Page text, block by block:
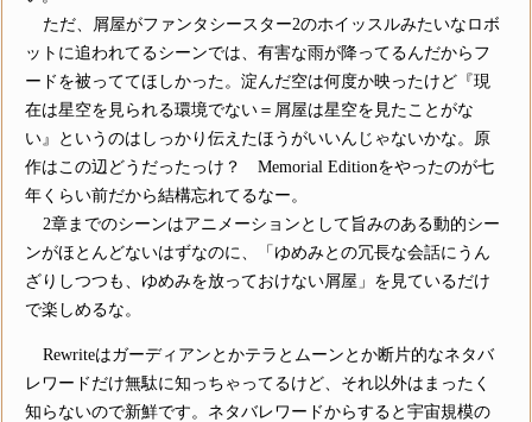
ただ、屑屋がファンタシースター2のホイッスルみたいなロボ
ットに追われてるシーンでは、有害な雨が降ってるんだからフ
ードを被っててほしかった。淀んだ空は何度か映ったけど『現
在は星空を見られる環境でない＝屑屋は星空を見たことがな
い』というのはしっかり伝えたほうがいいんじゃないかな。原
作はこの辺どうだったっけ？ Memorial Editionをやったのが七
年くらい前だから結構忘れてるなー。
2章までのシーンはアニメーションとして旨みのある動的シー
ンがほとんどないはずなのに、「ゆめみとの冗長な会話にうん
ざりしつつも、ゆめみを放っておけない屑屋」を見ているだけ
で楽しめるな。
Rewriteはガーディアンとかテラとムーンとか断片的なネタバ
レワードだけ無駄に知っちゃってるけど、それ以外はまったく
知らないので新鮮です。ネタバレワードからすると宇宙規模の